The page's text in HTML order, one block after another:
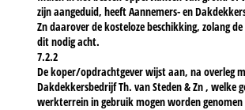
zijn aangeduid, heeft Aannemers- en
Zn daarover de kosteloze beschikking, zolang
dit nodig acht.
7.2.2
De koper/opdrachtgever wijst aan, na overleg
Dakdekkersbedrijf Th. van Steden & Zn , welke
werkterrein in gebruik mogen worden